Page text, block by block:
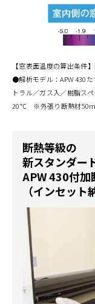
【窓表面温度の算出条件
●解析モデル：APW 430
トラル／ガス入／樹脂
20℃ ※外張り断熱材
断熱等級の
新スタンダー
APW 430付加
（インセット